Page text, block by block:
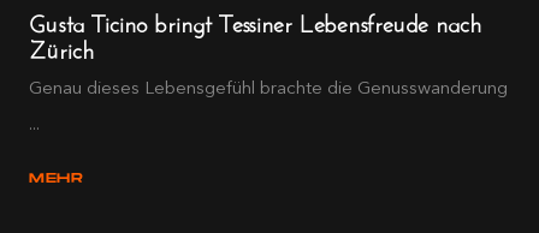
Gusta Ticino bringt Tessiner Lebensfreude nach
Zürich
Genau dieses Lebensgefühl brachte die Genusswanderung
...
MEHR